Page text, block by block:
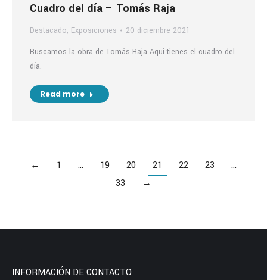
Cuadro del día – Tomás Raja
Destacado, Exposiciones
20 diciembre 2021
Buscamos la obra de Tomás Raja Aquí tienes el cuadro del
día.
Read more
← 1 … 19 20 21 22 23
…
33
→
INFORMACIÓN DE CONTACTO